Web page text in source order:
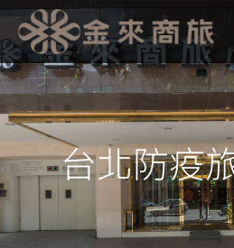
台北防疫